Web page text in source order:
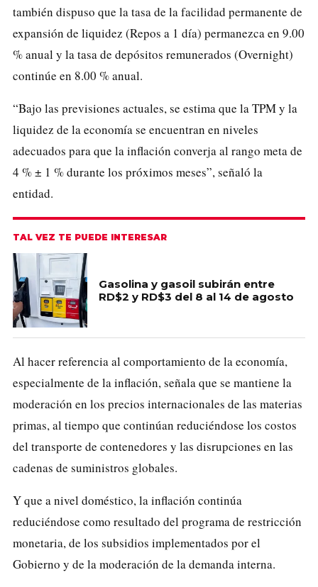
también dispuso que la tasa de la facilidad permanente de
expansión de liquidez (Repos a 1 día) permanezca en 9.00
% anual y la tasa de depósitos remunerados (Overnight)
continúe en 8.00 % anual.
“Bajo las previsiones actuales, se estima que la TPM y la
liquidez de la economía se encuentran en niveles
adecuados para que la inflación converja al rango meta de
4 % ± 1 % durante los próximos meses”, señaló la
entidad.
TAL VEZ TE PUEDE INTERESAR
Gasolina y gasoil subirán entre
RD$2 y RD$3 del 8 al 14 de agosto
Al hacer referencia al comportamiento de la economía,
especialmente de la inflación, señala que se mantiene la
moderación en los precios internacionales de las materias
primas, al tiempo que continúan reduciéndose los costos
del transporte de contenedores y las disrupciones en las
cadenas de suministros globales.
Y que a nivel doméstico, la inflación continúa
reduciéndose como resultado del programa de restricción
monetaria, de los subsidios implementados por el
Gobierno y de la moderación de la demanda interna.